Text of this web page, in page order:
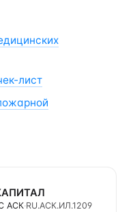
лист
АСК·RU.АСК.ИЛ.1209